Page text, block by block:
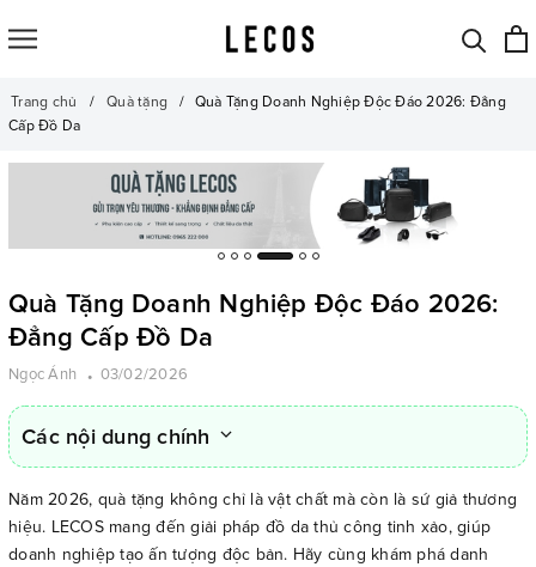
Trang chủ Quà tặng
Quà Tặng Doanh Nghiệp Độc Đáo 2026: Đẳng
Cấp Đồ Da
Quà Tặng Doanh Nghiệp Độc Đáo 2026:
Đẳng Cấp Đồ Da
Ngọc Ánh 03/02/2026
Các nội dung chính
Năm 2026, quà tặng không chỉ là vật chất mà còn là sứ giả thương
hiệu. LECOS mang đến giải pháp đồ da thủ công tinh xảo, giúp
doanh nghiệp tạo ấn tượng độc bản. Hãy cùng khám phá danh